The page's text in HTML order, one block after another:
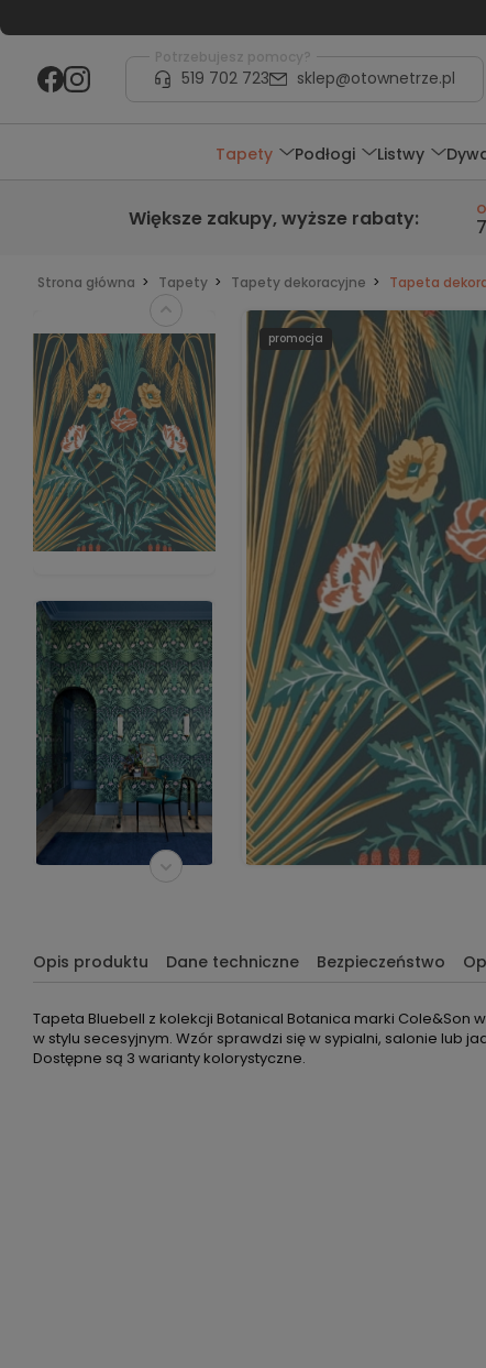
Potrzebujesz pomocy?
519 702 723 sklep@otownetrze.pl
Tapety Podłogi Listwy
Większe zakupy,wyższe rabaty:
Strona główna Tapety Tapety dekoracyjne Tapeta
promocja
Opis produktu Dane techniczne Bezpieczeństwo
Tapeta Bluebell z kolekcji Botanical Botanica marki Cole&Son
w stylu secesyjnym. Wzór sprawdzi się w sypialni, salonie lub
Dostępne są 3 warianty kolorystyczne.